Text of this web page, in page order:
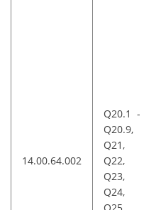
14.00.64.002
Q20.1 -
Q20.9,
Q21,
Q22,
Q23,
Q24,